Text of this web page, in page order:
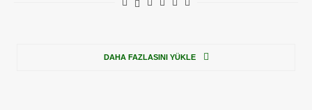
DAHA FAZLASINI YÜKLE